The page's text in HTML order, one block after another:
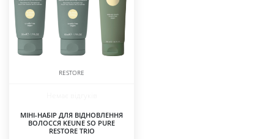
RESTORE
МІНІ-НАБІР ДЛЯ ВІДНОВЛЕННЯ
ВОЛОССЯ KEUNE SO PURE
RESTORE TRIO